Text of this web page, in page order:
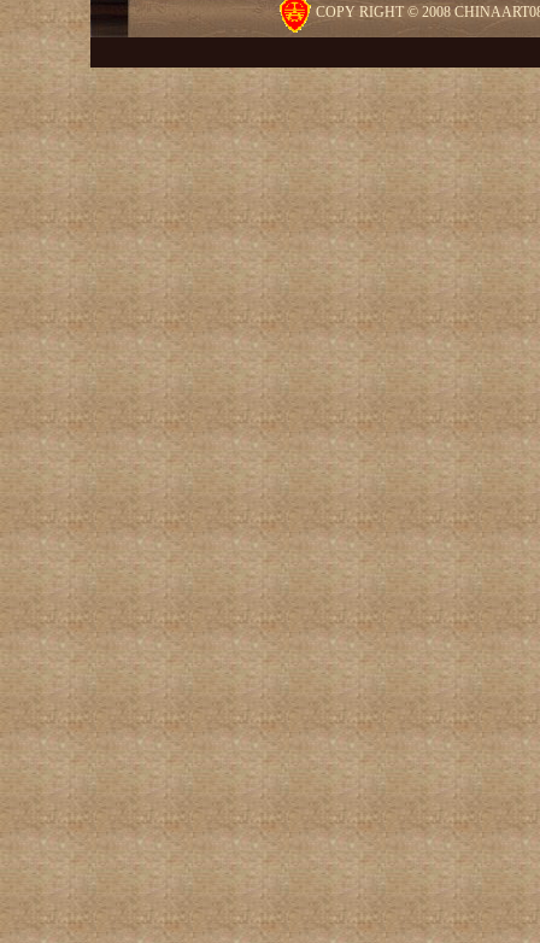
广州芝加哥两地侨界中国书画联展苏宝
源作品
广州芝加哥两地侨界中国书画联展陈志
雄作品
百米长卷作品-美国中国书法家协会主
席李兆银
COPY RIGHT © 2008